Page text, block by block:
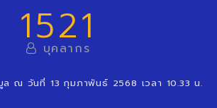
1521
บุคลากร
ล ณ วันที่ 13 กุมภาพันธ์ 2568 เวลา 10.33 น.